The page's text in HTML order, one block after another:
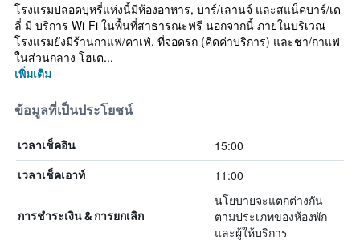
โรงแรมปลอดบุหรี่แห่งนี้มีห้องอาหาร, บาร์/เลานจ์ และสแน็คบาร์/เด
ลี่ มี บริการ Wi-Fi ในพื้นที่สาธารณะฟรี นอกจากนี้ ภายในบริเวณ
โรงแรมยังมีร้านกาแฟ/คาเฟ่, ที่จอดรถ (คิดค่าบริการ) และชา/กาแฟ
ในส่วนกลาง โฮเต...
เพิ่มเติม
ข้อมูลที่เป็นประโยชน์
เวลาเช็คอิน 15:00
เวลาเช็คเอาท์ 11:00
การชำระเงิน & การยกเลิก
นโยบายจะแตกต่างกัน
ตามประเภทของห้องพัก
และผู้ให้บริการ